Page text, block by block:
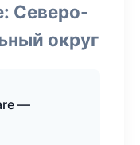
Северо-
округ
—